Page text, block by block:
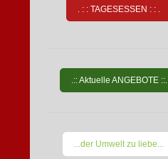
. : : TAGESESSEN : : .
.:: Aktuelle ANGEBOTE ::.
...der Umwelt zu liebe...